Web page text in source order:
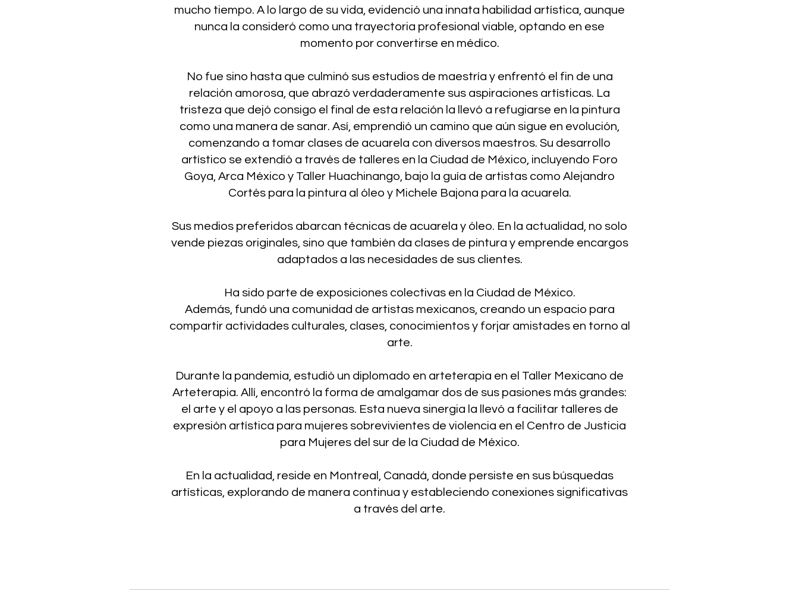
mucho tiempo. A lo largo de su vida, evidenció una innata habilidad artística, aunque
nunca la consideró como una trayectoria profesional viable, optando en ese
momento por convertirse en médico.
No fue sino hasta que culminó sus estudios de maestría y enfrentó el fin de una
relación amorosa, que abrazó verdaderamente sus aspiraciones artísticas. La
tristeza que dejó consigo el final de esta relación la llevó a refugiarse en la pintura
como una manera de sanar. Así, emprendió un camino que aún sigue en evolución,
comenzando a tomar clases de acuarela con diversos maestros. Su desarrollo
artístico se extendió a través de talleres en la Ciudad de México, incluyendo Foro
Goya, Arca México y Taller Huachinango, bajo la guía de artistas como Alejandro
Cortés para la pintura al óleo y Michele Bajona para la acuarela.
Sus medios preferidos abarcan técnicas de acuarela y óleo. En la actualidad, no solo
vende piezas originales, sino que también da clases de pintura y emprende encargos
adaptados a las necesidades de sus clientes.
Ha sido parte de exposiciones colectivas en la Ciudad de México.
Además, fundó una comunidad de artistas mexicanos, creando un espacio para
compartir actividades culturales, clases, conocimientos y forjar amistades en torno al
arte.
Durante la pandemia, estudió un diplomado en arteterapia en el Taller Mexicano de
Arteterapia. Allí, encontró la forma de amalgamar dos de sus pasiones más grandes:
el arte y el apoyo a las personas. Esta nueva sinergia la llevó a facilitar talleres de
expresión artística para mujeres sobrevivientes de violencia en el Centro de Justicia
para Mujeres del sur de la Ciudad de México.
En la actualidad, reside en Montreal, Canadá, donde persiste en sus búsquedas
artísticas, explorando de manera continua y estableciendo conexiones significativas
a través del arte.